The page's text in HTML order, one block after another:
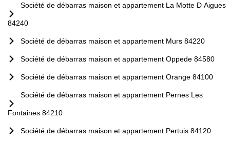
Société de débarras maison et appartement La Motte D Aigues
84240
Société de débarras maison et appartement Murs 84220
Société de débarras maison et appartement Oppede 84580
Société de débarras maison et appartement Orange 84100
Société de débarras maison et appartement Pernes Les
Fontaines 84210
Société de débarras maison et appartement Pertuis 84120